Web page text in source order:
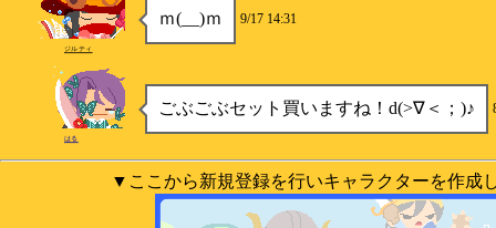
ｍ(__)ｍ 9/17 14:31
ジルティ
ごぶごぶセット買いますね！d(>∇＜；)♪
はる
▼ここから新規登録を行いキャラクターを作成